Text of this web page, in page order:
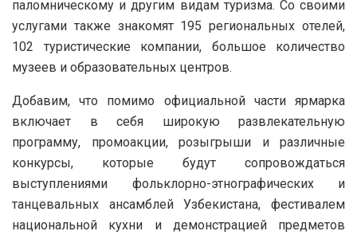
паломническому и другим видам туризма. Со своими
услугами также знакомят 195 региональных отелей,
102 туристические компании, большое количество
музеев и образовательных центров.
Добавим, что помимо официальной части ярмарка
включает в себя широкую развлекательную
программу, промоакции, розыгрыши и различные
конкурсы, которые будут сопровождаться
выступлениями фольклорно-этнографических и
танцевальных ансамблей Узбекистана, фестивалем
национальной кухни и демонстрацией предметов